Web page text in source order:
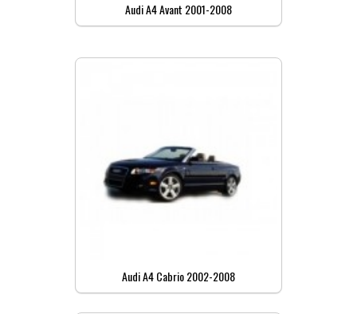
Audi A4 Avant 2001-2008
Audi A4 Cabrio 2002-2008